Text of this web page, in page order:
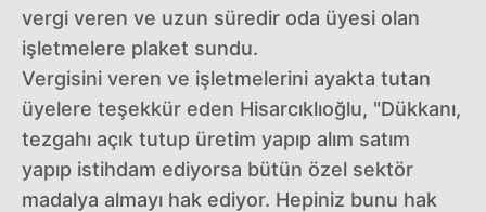
vergi veren ve uzun süredir oda üyesi olan
işletmelere plaket sundu.
Vergisini veren ve işletmelerini ayakta tutan
üyelere teşekkür eden Hisarcıklıoğlu, "Dükkanı,
tezgahı açık tutup üretim yapıp alım satım
yapıp istihdam ediyorsa bütün özel sektör
madalya almayı hak ediyor. Hepiniz bunu hak